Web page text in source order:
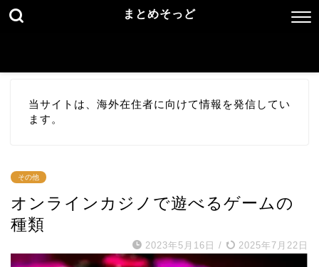
まとめそっど
当サイトは、海外在住者に向けて情報を発信してい
ます。
その他
オンラインカジノで遊べるゲームの
種類
2023年5月16日 / 2025年7月22日